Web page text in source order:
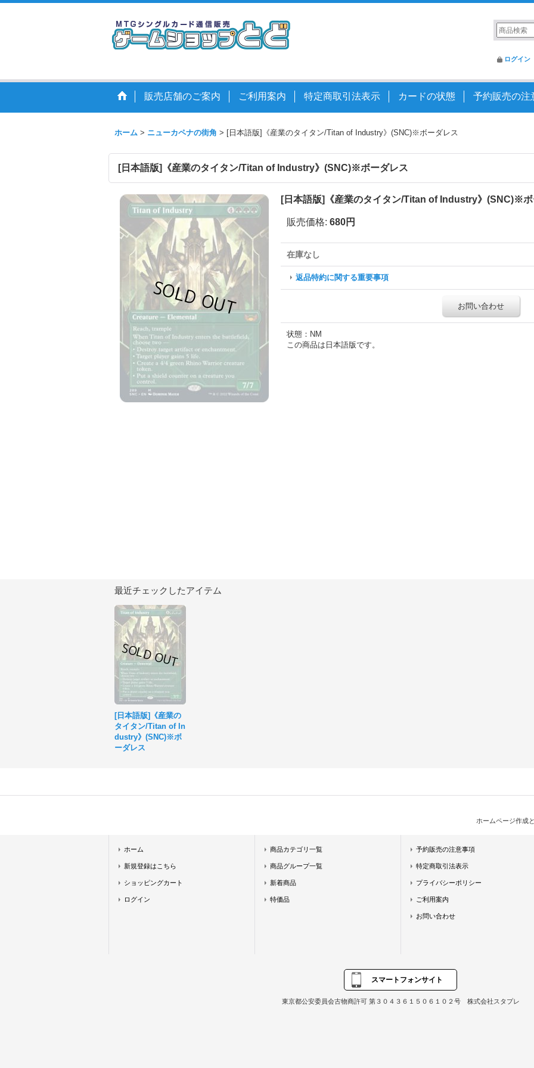
ログイン
販売店舗のご案内 ご利用案内 特定商取引法表示 カードの状態 予約販売の注
ホーム > ニューカペナの街角 > [日本語版]《産業のタイタン/Titan of Industry》(SNC)※ボーダレス
[日本語版]《産業のタイタン/Titan of Industry》(SNC)※ボーダレス
[日本語版]《産業のタイタン/Titan of Industry》(SNC)※ボ
販売価格: 680円
在庫なし
返品特約に関する重要事項
お問い合わせ
状態：NM
この商品は日本語版です。
最近チェックしたアイテム
[日本語版]《産業の
タイタン/Titan of In
dustry》(SNC)※ボ
ーダレス
ホームページ作成
ホーム
新規登録はこちら
ショッピングカート
ログイン
商品カテゴリ一覧
商品グループ一覧
新着商品
特価品
予約販売の注意事項
特定商取引法表示
プライバシーポリシー
ご利用案内
お問い合わせ
スマートフォンサイト
東京都公安委員会古物商許可 第３０４３６１５０６１０２号 株式会社スタプレ